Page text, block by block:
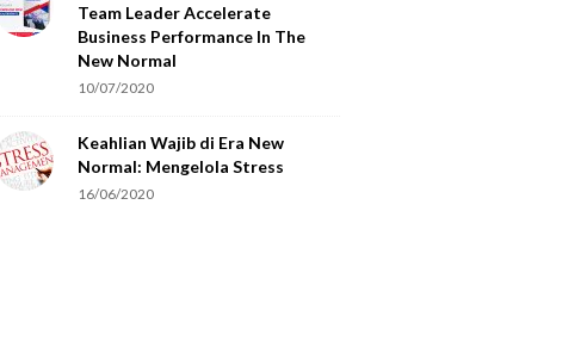
Team Leader Accelerate
Business Performance In The
New Normal
10/07/2020
Keahlian Wajib di Era New
Normal: Mengelola Stress
16/06/2020